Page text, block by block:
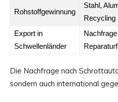
Rohstoffgewinnung
Stahl,
Recycling
Export in
Schwellenländer
Die Nachfrage nach
sondern auch international